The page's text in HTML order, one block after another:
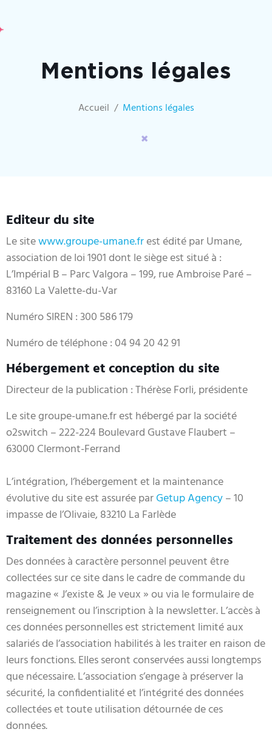
Mentions légales
Accueil Mentions légales
Editeur du site
Le sitewww.groupe-umane.frest édité par Umane,
association de loi 1901 dont le siège est situé à :
L’Impérial B – Parc Valgora – 199, rue Ambroise Paré –
83160 La Valette-du-Var
Numéro SIREN : 300 586 179
Numéro de téléphone : 04 94 20 42 91
Hébergement et conception du site
Directeur de la publication : Thérèse Forli, présidente
Le site groupe-umane.fr est hébergé par la société
o2switch – 222-224 Boulevard Gustave Flaubert –
63000 Clermont-Ferrand
L’intégration, l’hébergement et la maintenance
évolutive du site est assurée parGetup Agency– 10
impasse de l’Olivaie, 83210 La Farlède
Traitement des données personnelles
Des données à caractère personnel peuvent être
collectées sur ce site dans le cadre de commande du
magazine « J’existe & Je veux » ou via le formulaire de
renseignement ou l’inscription à la newsletter. L’accès à
ces données personnelles est strictement limité aux
salariés de l’association habilités à les traiter en raison de
leurs fonctions. Elles seront conservées aussi longtemps
que nécessaire. L’association s’engage à préserver la
sécurité, la confidentialité et l’intégrité des données
collectées et toute utilisation détournée de ces
données.